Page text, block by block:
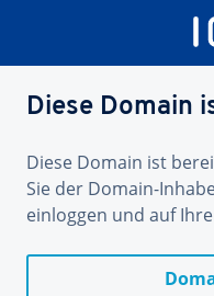
Diese Domain
Diese Domain ist
Sie der Domain-
einloggen und auf